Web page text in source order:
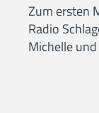
Zum ersten
Radio
Michelle